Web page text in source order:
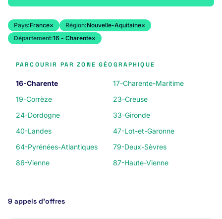
Pays:France× Région:Nouvelle-Aquitaine×
Département:16 - Charente×
PARCOURIR PAR ZONE GÉOGRAPHIQUE
16-Charente
17-Charente-Maritime
19-Corrèze
23-Creuse
24-Dordogne
33-Gironde
40-Landes
47-Lot-et-Garonne
64-Pyrénées-Atlantiques
79-Deux-Sèvres
86-Vienne
87-Haute-Vienne
9 appels d’offres